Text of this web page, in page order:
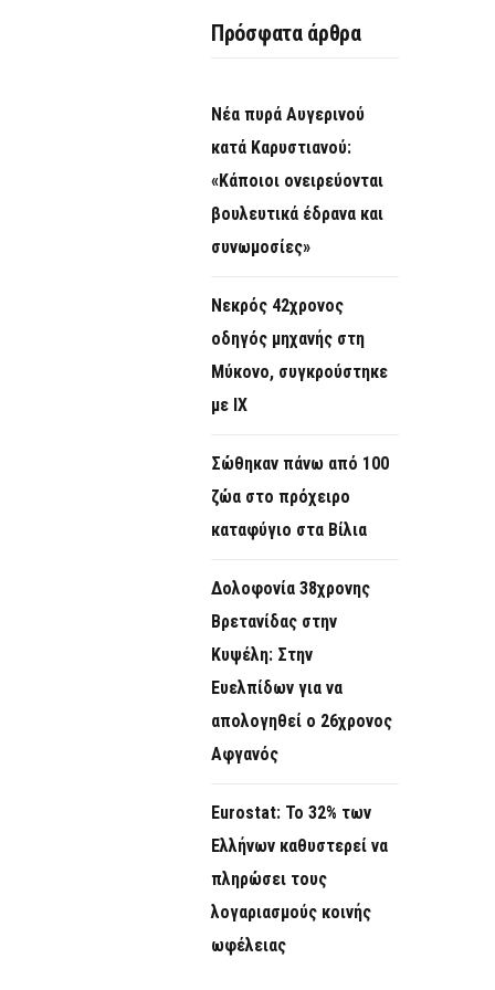
Πρόσφατα άρθρα
Νέα πυρά Αυγερινού
κατά Καρυστιανού:
«Κάποιοι ονειρεύονται
βουλευτικά έδρανα και
συνωμοσίες»
Νεκρός 42χρονος
οδηγός μηχανής στη
Μύκονο, συγκρούστηκε
με ΙΧ
Σώθηκαν πάνω από 100
ζώα στο πρόχειρο
καταφύγιο στα Βίλια
Δολοφονία 38χρονης
Βρετανίδας στην
Κυψέλη: Στην
Ευελπίδων για να
απολογηθεί ο 26χρονος
Αφγανός
Eurostat: Το 32% των
Ελλήνων καθυστερεί να
πληρώσει τους
λογαριασμούς κοινής
ωφέλειας